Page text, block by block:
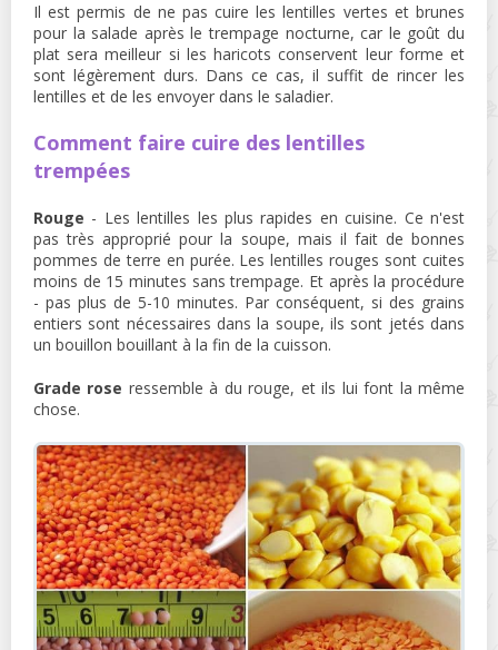
Il est permis de ne pas cuire les lentilles vertes et brunes
pour la salade après le trempage nocturne, car le goût du
plat sera meilleur si les haricots conservent leur forme et
sont légèrement durs. Dans ce cas, il suffit de rincer les
lentilles et de les envoyer dans le saladier.
Comment faire cuire des lentilles
trempées
Rouge - Les lentilles les plus rapides en cuisine. Ce n'est
pas très approprié pour la soupe, mais il fait de bonnes
pommes de terre en purée. Les lentilles rouges sont cuites
moins de 15 minutes sans trempage. Et après la procédure
- pas plus de 5-10 minutes. Par conséquent, si des grains
entiers sont nécessaires dans la soupe, ils sont jetés dans
un bouillon bouillant à la fin de la cuisson.
Grade rose ressemble à du rouge, et ils lui font la même
chose.